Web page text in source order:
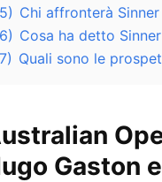
5) Chi affronterà
6) Cosa ha detto
7) Quali sono le
Gaston